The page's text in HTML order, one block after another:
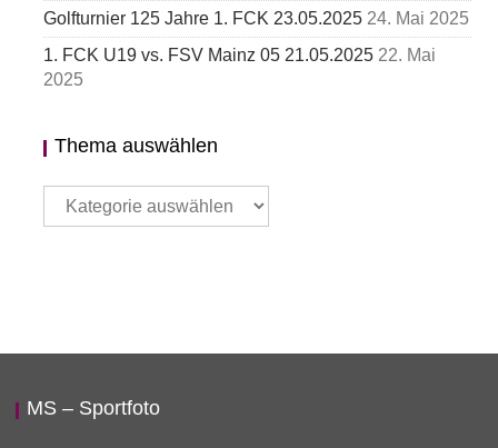
Golfturnier 125 Jahre 1. FCK 23.05.2025 24. Mai 2025
1. FCK U19 vs. FSV Mainz 05 21.05.2025 22. Mai
2025
Thema auswählen
Thema
auswählen
MS – Sportfoto